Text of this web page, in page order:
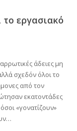
εργασιακό
άδειες μη
σχεδόν όλοι το
από τον
εκατοντάδες
«γονατίζουν»